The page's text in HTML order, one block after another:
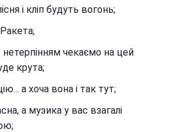
і кліп будуть вогонь;
чекаємо на цей
крута;
а хоча вона і так тут;
а музика у вас взагалі